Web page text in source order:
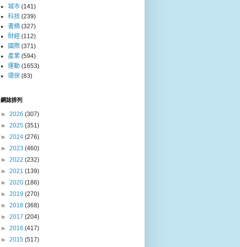
城巿 (141)
科技 (239)
書摘 (327)
財經 (112)
國際 (371)
產業 (594)
運動 (1653)
環保 (83)
網誌排列
► 2026 (307)
► 2025 (351)
► 2024 (276)
► 2023 (460)
► 2022 (232)
► 2021 (139)
► 2020 (186)
► 2019 (270)
► 2018 (368)
► 2017 (204)
► 2016 (417)
► 2015 (517)